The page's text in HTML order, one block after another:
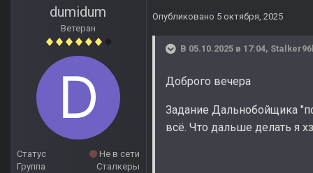
dumidum
Ветеран
Статус
Не в сети
Группа
Сталкеры
Опубликовано 5 октября, 2025
В 05.10.2025 в 17:04,
Доброго вечера
Задание Дальнобойщика
всё. Что дальше делать я